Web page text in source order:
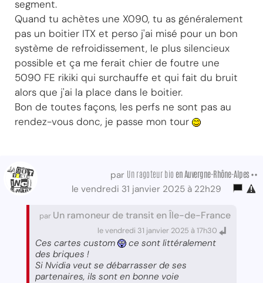
segment.
Quand tu achètes une X090, tu as généralement
pas un boitier ITX et perso j'ai misé pour un bon
système de refroidissement, le plus silencieux
possible et ça me ferait chier de foutre une
5090 FE rikiki qui surchauffe et qui fait du bruit
alors que j'ai la place dans le boitier.
Bon de toutes façons, les perfs ne sont pas au
rendez-vous donc, je passe mon tour
par Un ragoteur bio en Auvergne-Rhône-Alpes ••
le vendredi 31 janvier 2025 à 22h29
par Un ramoneur de transit en Île-de-France
le vendredi 31 janvier 2025 à 17h30
Ces cartes custom
ce sont littéralement
des briques !
Si Nvidia veut se débarrasser de ses
partenaires, ils sont en bonne voie